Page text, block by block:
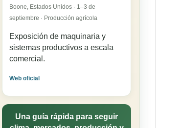
Boone, Estados Unidos · 1–3 de
septiembre · Producción agrícola
Exposición de maquinaria y
sistemas productivos a escala
comercial.
Web oficial
Una guía rápida para seguir